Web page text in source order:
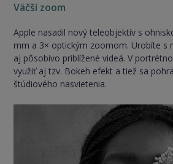
Väčší zoom
Apple nasadil nový teleobjektív s
mm a 3× optickým zoomom. Urobíte s
aj pôsobivo priblížené videá. V
využiť aj tzv. Bokeh efekt a tiež sa
štúdiového nasvietenia.